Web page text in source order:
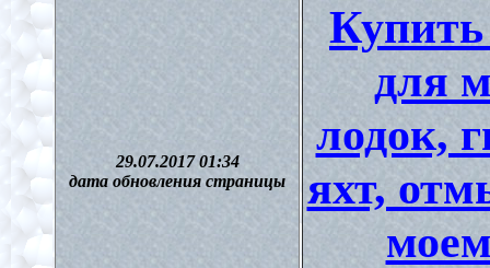
29.07.2017 01:34
дата обновления страницы
для
лодок,
яхт,